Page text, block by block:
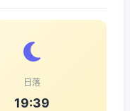
日落
19:39